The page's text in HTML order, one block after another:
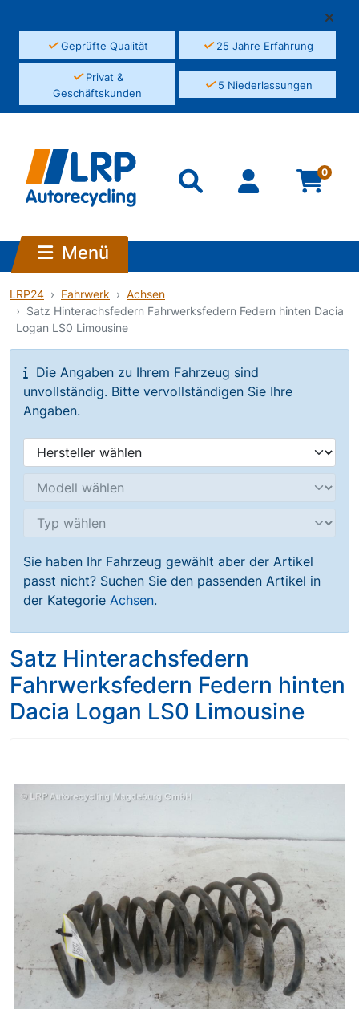
✓Geprüfte Qualität ✓25 Jahre Erfahrung
✓Privat &
Geschäftskunden
✓5 Niederlassungen
0
Menü
LRP24 Fahrwerk
Achsen
Satz Hinterachsfedern Fahrwerksfedern Federn hinten Dacia
Logan LS0 Limousine
Die Angaben zu Ihrem Fahrzeug sind
unvollständig. Bitte vervollständigen Sie Ihre
Angaben.
Sie haben Ihr Fahrzeug gewählt aber der Artikel
passt nicht? Suchen Sie den passenden Artikel in
der Kategorie Achsen.
Satz Hinterachsfedern
Fahrwerksfedern Federn hinten
Dacia Logan LS0 Limousine